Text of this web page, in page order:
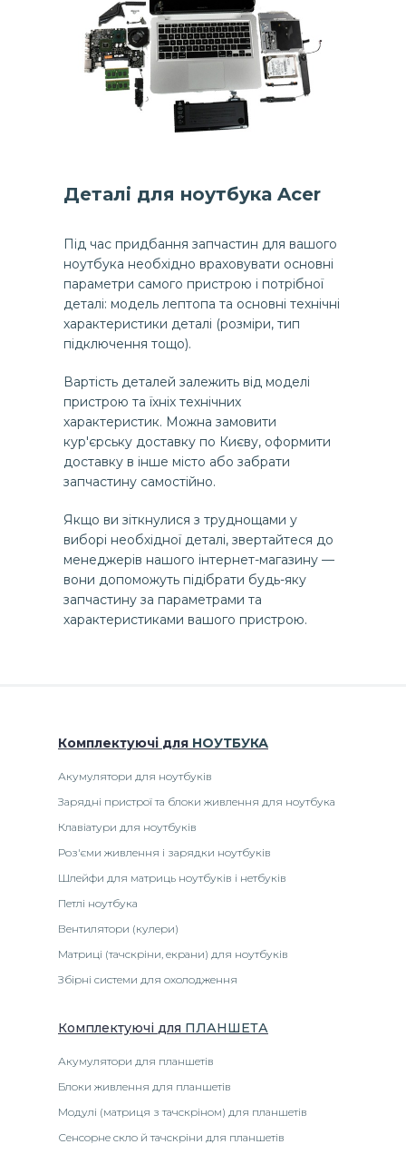
Деталі для ноутбука Acer
Під час придбання запчастин для вашого
ноутбука необхідно враховувати основні
параметри самого пристрою і потрібної
деталі: модель лептопа та основні технічні
характеристики деталі (розміри, тип
підключення тощо).
Вартість деталей залежить від моделі
пристрою та їхніх технічних
характеристик. Можна замовити
кур'єрську доставку по Києву, оформити
доставку в інше місто або забрати
запчастину самостійно.
Якщо ви зіткнулися з труднощами у
виборі необхідної деталі, звертайтеся до
менеджерів нашого інтернет-магазину —
вони допоможуть підібрати будь-яку
запчастину за параметрами та
характеристиками вашого пристрою.
Комплектуючі для НОУТБУКА
Акумулятори для ноутбуків
Зарядні пристрої та блоки живлення для ноутбука
Клавіатури для ноутбуків
Роз'єми живлення і зарядки ноутбуків
Шлейфи для матриць ноутбуків і нетбуків
Петлі ноутбука
Вентилятори (кулери)
Матриці (тачскріни, екрани) для ноутбуків
Збірні системи для охолодження
Комплектуючі для ПЛАНШЕТА
Акумулятори для планшетів
Блоки живлення для планшетів
Модулі (матриця з тачскріном) для планшетів
Сенсорне скло й тачскріни для планшетів